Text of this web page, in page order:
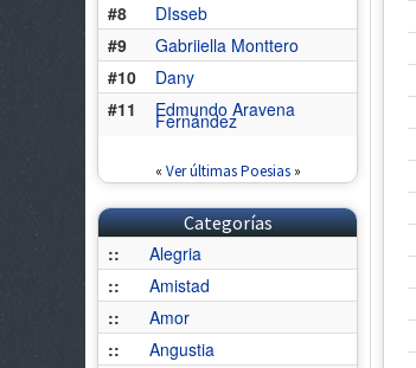
#8
DIsseb
#9
Gabriiella Monttero
#10
Dany
#11
Edmundo Aravena
Fernández
« Ver últimas Poesias»
Categorías
::
Alegria
::
Amistad
::
Amor
::
Angustia